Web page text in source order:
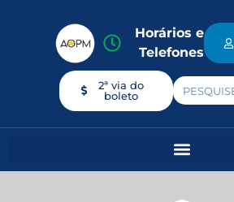
Horários e
Telefones
2ª via do
boleto